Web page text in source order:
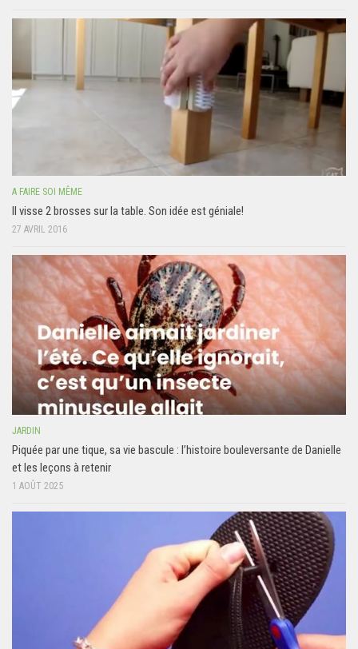
A FAIRE SOI MÊME
Il visse 2 brosses sur la table. Son idée est géniale!
27 AVRIL 2016
JARDIN
Piquée par une tique, sa vie bascule : l’histoire bouleversante de Danielle
et les leçons à retenir
1 AOÛT 2025